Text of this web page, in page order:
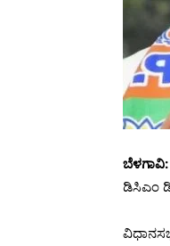
ಬೆಳಗಾವಿ:
ಡಿಸಿಎಂ